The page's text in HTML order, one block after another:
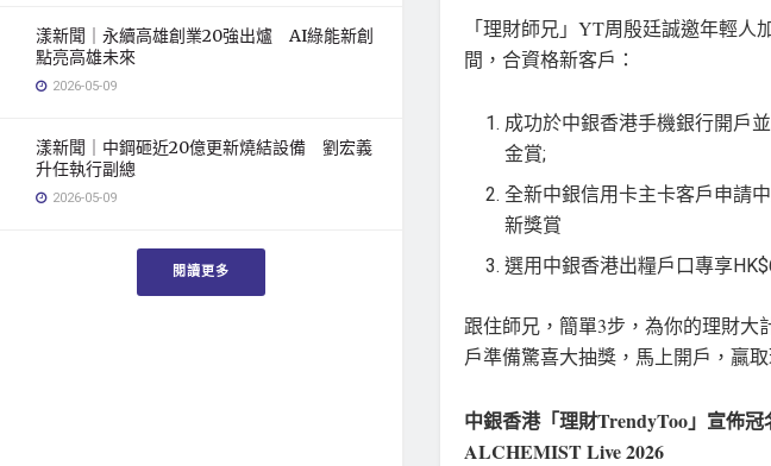
漾新聞｜永續高雄創業20強出爐 AI綠能新創
點亮高雄未來
2026-05-09
漾新聞｜中鋼砸近20億更新燒結設備 劉宏義
升任執行副總
2026-05-09
閱讀更多
「理財師兄」YT周殷廷誠邀年輕人
間，合資格新客戶：
成功於中銀香港手機銀行開戶
金賞;
全新中銀信用卡主卡客戶申請
新獎賞
選用中銀香港出糧戶口專享
跟住師兄，簡單3步，為你的理財大
戶準備驚喜大抽獎，馬上開戶，贏
中銀香港「理財TrendyToo」宣佈
ALCHEMIST Live 2026